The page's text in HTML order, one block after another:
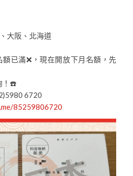
大阪、北海道
額已滿❌，現在開放下月名額，先
！☎️
6720
85259806720